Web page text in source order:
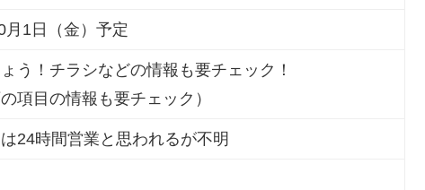
月1日（金）予定
う！チラシなどの情報も要チェック！
の項目の情報も要チェック）
24時間営業と思われるが不明